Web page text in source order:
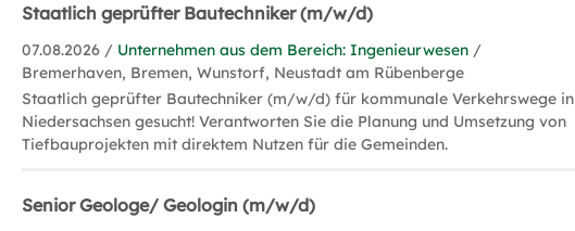
Staatlich geprüfter Bautechniker (m/w/d)
07.08.2026 / Unternehmen aus dem Bereich: Ingenieurwesen /
Bremerhaven, Bremen, Wunstorf, Neustadt am Rübenberge
Staatlich geprüfter Bautechniker (m/w/d) für kommunale Verkehrswege in
Niedersachsen gesucht! Verantworten Sie die Planung und Umsetzung von
Tiefbauprojekten mit direktem Nutzen für die Gemeinden.
Senior Geologe/ Geologin (m/w/d)